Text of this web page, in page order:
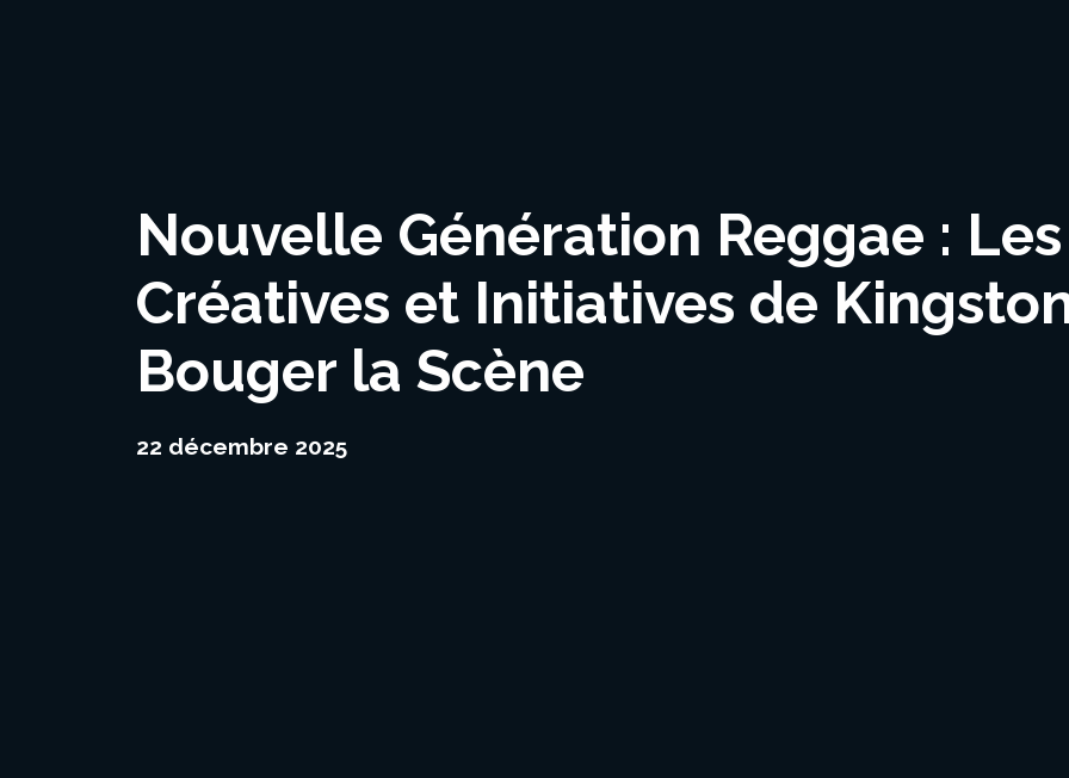
Nouvelle Génération Reggae :
Créatives et Initiatives de
Bouger la Scène
22 décembre 2025